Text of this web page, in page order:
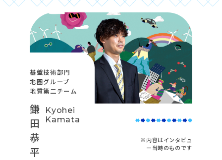
※内容はインタビュ
ー当時のものです
基盤技術部門
地圏グループ
地質第二チーム
鎌
田
恭
平
Kyohei
Kamata